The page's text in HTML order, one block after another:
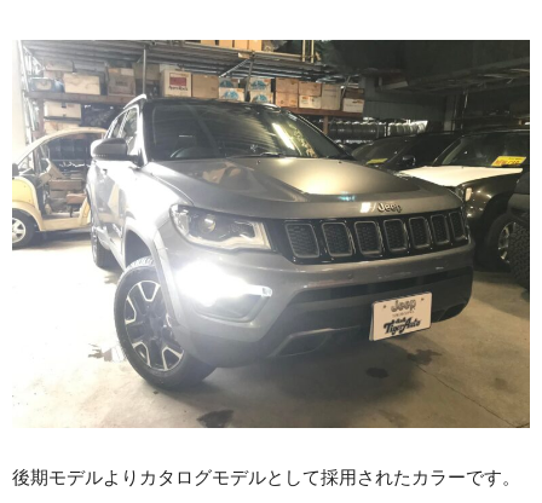
後期モデルよりカタログモデルとして採用されたカラーです。